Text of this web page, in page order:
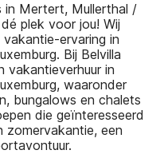
in Mertert, Mullerthal /
plek voor jou! Wij
ervaring in
Bij Belvilla
vakantieverhuur in
waaronder
bungalows en chalets
die geïnteresseerd
zomervakantie, een